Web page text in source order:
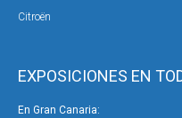
EXPOSICIONES EN
En Gran Canaria:
Citroën